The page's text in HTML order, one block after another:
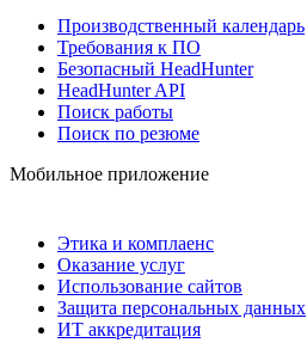
Производственный календарь
Требования к ПО
Безопасный HeadHunter
HeadHunter API
Поиск работы
Поиск по резюме
Мобильное приложение
Этика и комплаенс
Оказание услуг
Использование сайтов
Защита персональных данных
ИТ аккредитация